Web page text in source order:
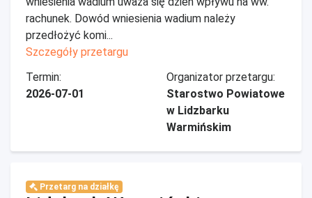
rachunek. Dowód wniesienia wadium należy
przedłożyć komi...
Szczegóły przetargu
Termin:
2026-07-01
Organizator przetargu:
Starostwo Powiatowe
w Lidzbarku
Warmińskim
Przetarg na działkę